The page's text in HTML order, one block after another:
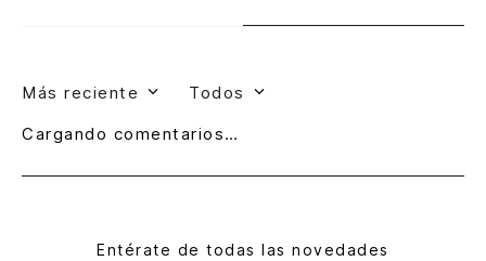
Más reciente Todos
Cargando comentarios…
Entérate de todas las novedades